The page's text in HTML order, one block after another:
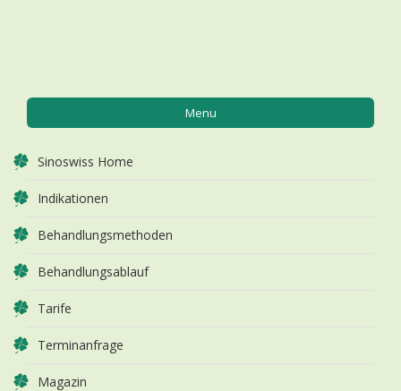
Menu
Sinoswiss Home
Indikationen
Behandlungsmethoden
Behandlungsablauf
Tarife
Terminanfrage
Magazin